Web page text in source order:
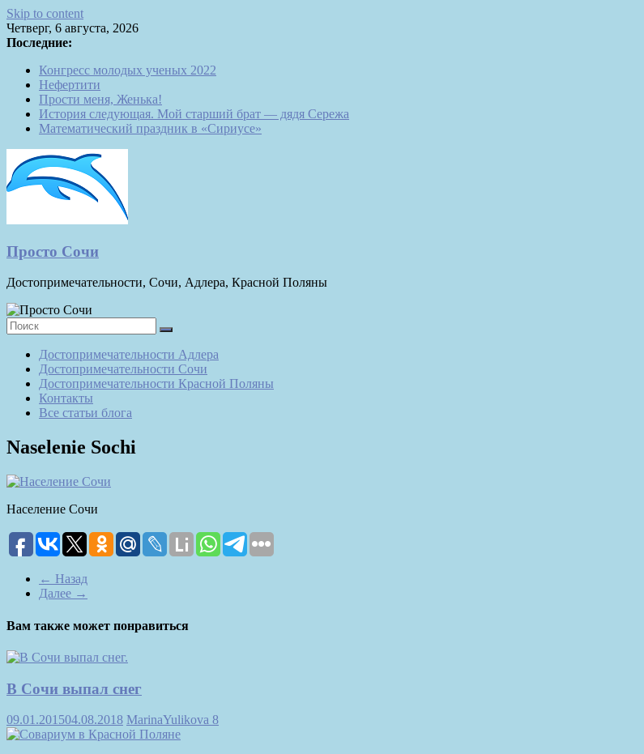
Skip to content
Четверг, 6 августа, 2026
Последние:
Конгресс молодых ученых 2022
Нефертити
Прости меня, Женька!
История следующая. Мой старший брат — дядя Сережа
Математический праздник в «Сириусе»
Просто Сочи
Достопримечательности, Сочи, Адлера, Красной Поляны
Достопримечательности Адлера
Достопримечательности Сочи
Достопримечательности Красной Поляны
Контакты
Все статьи блога
Naselenie Sochi
Население Сочи
← Назад
Далее →
Вам также может понравиться
В Сочи выпал снег
09.01.201504.08.2018 MarinaYulikova 8